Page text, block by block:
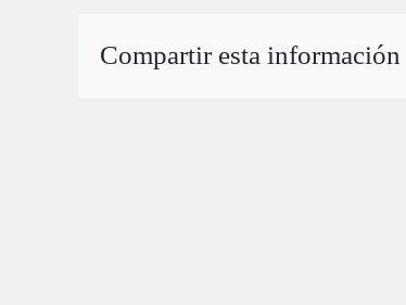
Compartir esta información